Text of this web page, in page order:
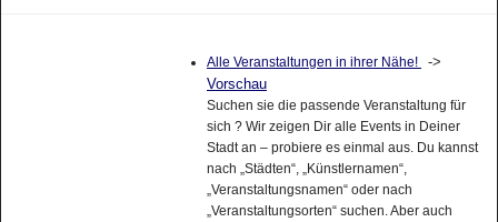
Alle Veranstaltungen in ihrer Nähe!
->
Vorschau
Suchen sie die passende Veranstaltung für
sich ? Wir zeigen Dir alle Events in Deiner
Stadt an – probiere es einmal aus. Du kannst
nach „Städten“, „Künstlernamen“,
„Veranstaltungsnamen“ oder nach
„Veranstaltungsorten“ suchen. Aber auch